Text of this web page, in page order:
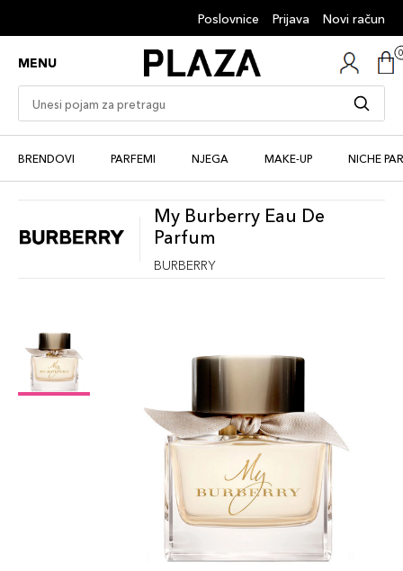
Poslovnice Prijava Novi račun
MENU
BRENDOVI PARFEMI NJEGA MAKE-UP NICHE
My Burberry Eau De
Parfum
BURBERRY